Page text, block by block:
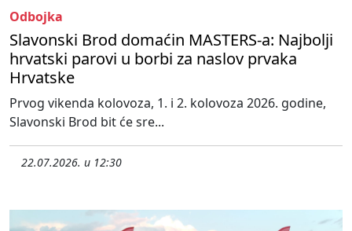
Odbojka
Slavonski Brod domaćin MASTERS-a: Najbolji
hrvatski parovi u borbi za naslov prvaka
Hrvatske
Prvog vikenda kolovoza, 1. i 2. kolovoza 2026. godine,
Slavonski Brod bit će sre...
22.07.2026. u 12:30